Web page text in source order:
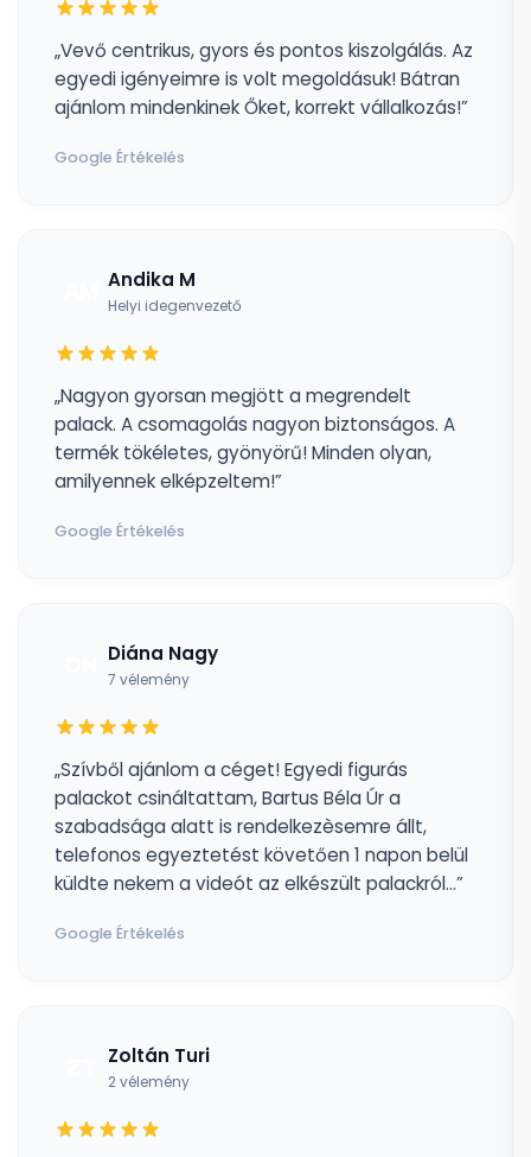
„Vevő centrikus, gyors és pontos kiszolgálás. Az
egyedi igényeimre is volt megoldásuk! Bátran
ajánlom mindenkinek Őket, korrekt vállalkozás!”
Google Értékelés
Andika M
Helyi idegenvezető
„Nagyon gyorsan megjött a megrendelt
palack. A csomagolás nagyon biztonságos. A
termék tökéletes, gyönyörű! Minden olyan,
amilyennek elképzeltem!”
Google Értékelés
Diána Nagy
7 vélemény
„Szívből ajánlom a céget! Egyedi figurás
palackot csináltattam, Bartus Béla Úr a
szabadsága alatt is rendelkezèsemre állt,
telefonos egyeztetést követően 1 napon belül
küldte nekem a videót az elkészült palackról...”
Google Értékelés
Zoltán Turi
2 vélemény